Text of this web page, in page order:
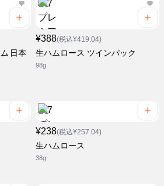
日本
¥388(税込¥419.04)
生ハムロース ツインパック
98g
¥238(税込¥257.04)
生ハムロース
38g